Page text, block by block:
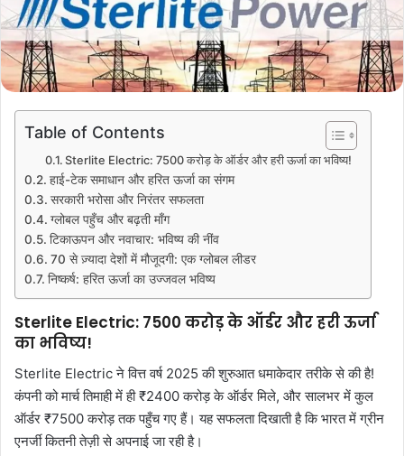
Table of Contents
Sterlite Electric: 7500 करोड़ के ऑर्डर और हरी ऊर्जा का भविष्य!
हाई-टेक समाधान और हरित ऊर्जा का संगम
सरकारी भरोसा और निरंतर सफलता
ग्लोबल पहुँच और बढ़ती माँग
टिकाऊपन और नवाचार: भविष्य की नींव
70 से ज़्यादा देशों में मौजूदगी: एक ग्लोबल लीडर
निष्कर्ष: हरित ऊर्जा का उज्जवल भविष्य
Sterlite Electric: 7500 करोड़ के ऑर्डर और हरी ऊर्जा
का भविष्य!
Sterlite Electric ने वित्त वर्ष 2025 की शुरुआत धमाकेदार तरीके से की है!
कंपनी को मार्च तिमाही में ही ₹2400 करोड़ के ऑर्डर मिले, और सालभर में कुल
ऑर्डर ₹7500 करोड़ तक पहुँच गए हैं। यह सफलता दिखाती है कि भारत में ग्रीन
एनर्जी कितनी तेज़ी से अपनाई जा रही है।